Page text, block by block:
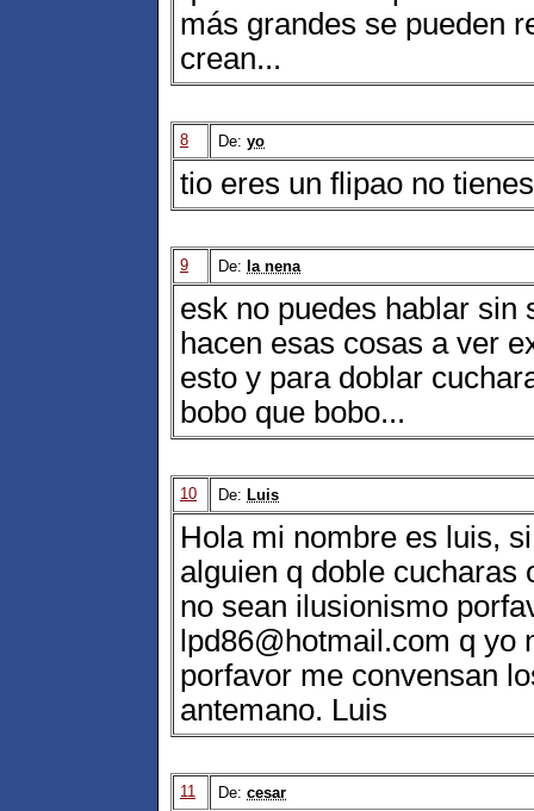
más grandes se pueden
crean...
8 De: yo
tio eres un flipao no
9 De: la nena
esk no puedes hablar sin
hacen esas cosas a ver
esto y para doblar
bobo que bobo...
10 De: Luis
Hola mi nombre es luis,
alguien q doble cucharas
no sean ilusionismo
lpd86@hotmail.com q yo
porfavor me convensan
antemano. Luis
11 De: cesar